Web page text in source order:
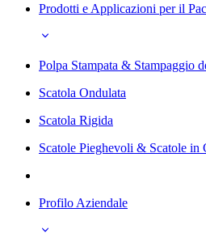
Prodotti e Applicazioni per il
Polpa Stampata & Stampaggio
Scatola Ondulata
Scatola Rigida
Scatole Pieghevoli & Scatole in
Profilo Aziendale